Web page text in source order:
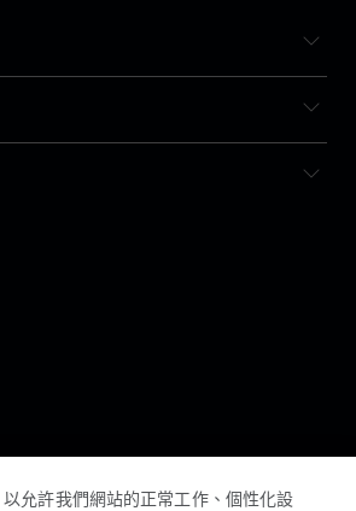
允許我們網站的正常工作、個性化設